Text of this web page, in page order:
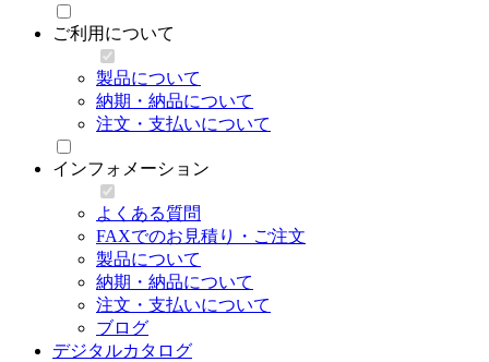
ご利用について
製品について
納期・納品について
注文・支払いについて
インフォメーション
よくある質問
FAXでのお見積り・ご注文
製品について
納期・納品について
注文・支払いについて
ブログ
デジタルカタログ